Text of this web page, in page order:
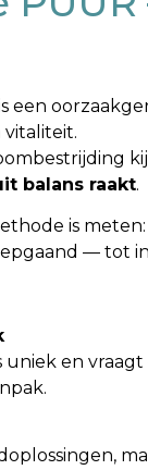
een
balans raakt.
is meten:
— tot
uniek en